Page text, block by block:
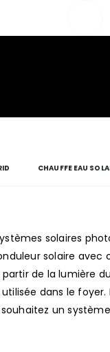
CHAUFFE EAU
solaires
solaire avec
de la lumière
utilisée dans le
un